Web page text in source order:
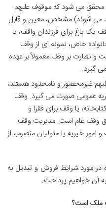
محقق می شود که موقوف علیهم
می شوند) مشخص، معین و قابل
یک باغ برای فرزندان واقف، یا
خاص، نمونه ای از وقف
نظارت بر وقف معمولاً بر عهده
گیرد.
غیرمحصور و نامحدود هستند،
عمومی صورت می گیرد. وقف
یا وقف برای فقرا و
وقف عام است. مدیریت وقف
و امور خیریه یا متولیان منصوب از
در مورد شرایط فروش و تبدیل به
آن خواهیم پرداخت.
ملک است؟